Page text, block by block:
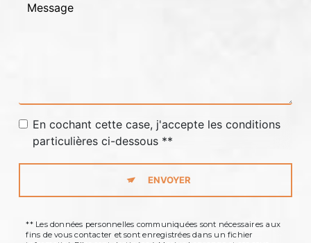
En cochant cette case, j'accepte les conditions
particulières ci-dessous **
ENVOYER
** Les données personnelles communiquées sont nécessaires aux
fins de vous contacter et sont enregistrées dans un fichier